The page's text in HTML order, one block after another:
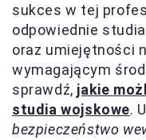
sukces w tej
odpowiednie
oraz umiejętności
wymagającym
sprawdź, jakie
studia wojskowe.
bezpieczeństwo